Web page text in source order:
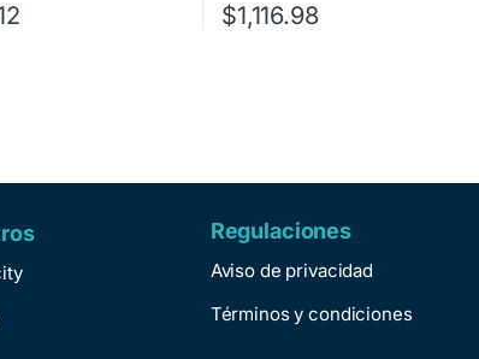
$1,116.98
Regulaciones
Aviso de privacidad
Términos y condiciones